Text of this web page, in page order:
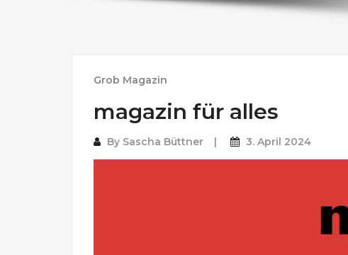
Grob Magazin
magazin für alles
By Sascha Büttner 3. April 2024